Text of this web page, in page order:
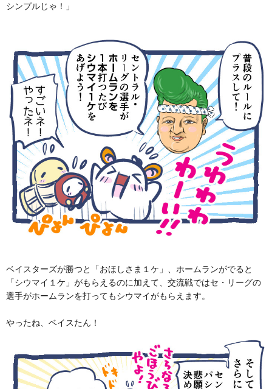
シンプルじゃ！」
ベイスターズが勝つと「おほしさま１ケ」、ホームランがでると
「シウマイ１ケ」がもらえるのに加えて、交流戦ではセ・リーグの
選手がホームランを打ってもシウマイがもらえます。
やったね、ベイスたん！